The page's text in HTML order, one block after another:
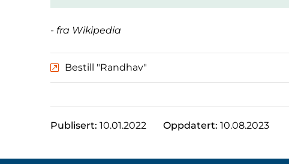
- fra Wikipedia
Bestill "Randhav"
Publisert: 10.01.2022 Oppdatert: 10.08.2023